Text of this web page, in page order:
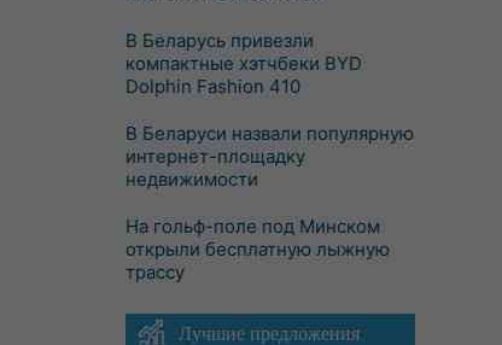
В Беларусь привезли
компактные хэтчбеки BYD
Dolphin Fashion 410
В Беларуси назвали популярную
интернет-площадку
недвижимости
На гольф-поле под Минском
открыли бесплатную лыжную
трассу
Лучшие предложения